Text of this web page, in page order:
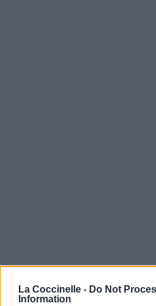
La Coccinelle - Do Not
Information